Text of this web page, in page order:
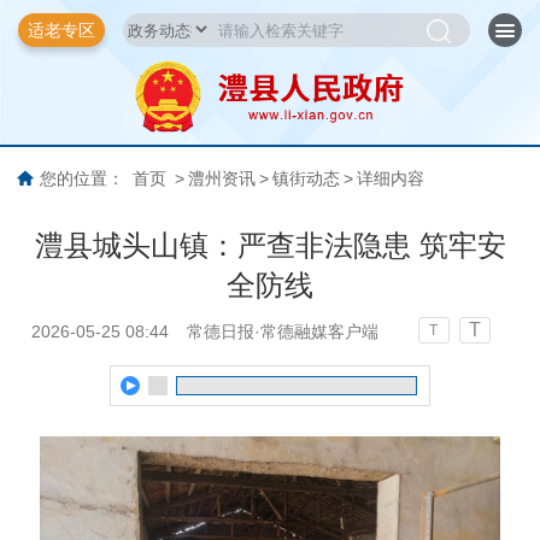
适老专区
您的位置： 首页 > 澧州资讯 > 镇街动态 > 详细内容
澧县城头山镇：严查非法隐患 筑牢安
全防线
2026-05-25 08:44 常德日报·常德融媒客户端 T T